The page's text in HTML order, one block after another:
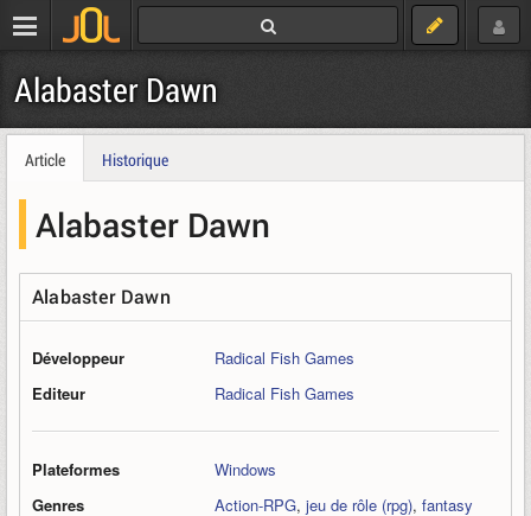
Alabaster Dawn
Article Historique
Alabaster Dawn
Alabaster Dawn
Développeur
Radical Fish Games
Editeur
Radical Fish Games
Plateformes
Windows
Genres
Action-RPG, jeu de rôle (rpg), fantasy